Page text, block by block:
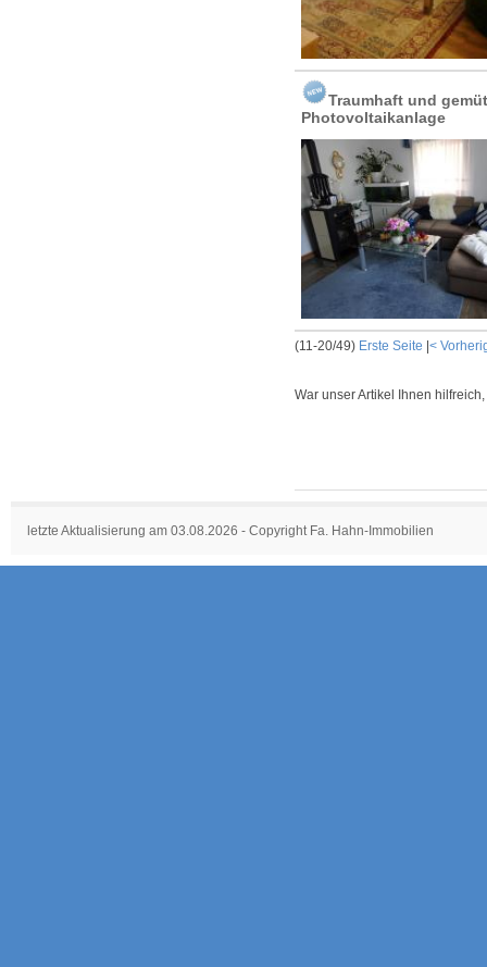
Traumhaft und
Photovoltaikanlage
(11-20/49) Erste Seite <
War unser Artikel Ihnen
letzte Aktualisierung am 03.08.2026 - Copyright Fa. Hahn-Immobilien